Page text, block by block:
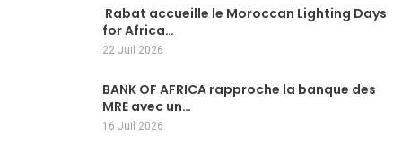
Rabat accueille le Moroccan Lighting Days
for Africa…
22 Juil 2026
BANK OF AFRICA rapproche la banque des
MRE avec un…
16 Juil 2026